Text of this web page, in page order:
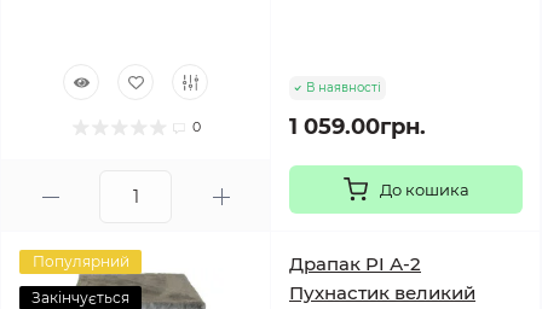
0
В наявності
1 059.00грн.
До кошика
Популярний
Закінчується
Драпак PI А-2
Пухнастик великий